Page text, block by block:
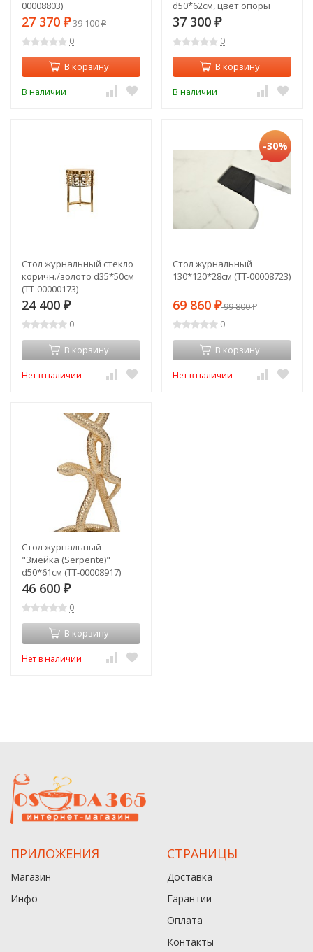
00008803)
27 370 ₽39 100₽
0
В корзину
В наличии
d50*62см, цвет опоры
золото (TT-00008804)
37 300 ₽
0
В корзину
В наличии
Стол журнальный стекло
коричн./золото d35*50см
(TT-00000173)
24 400 ₽
0
В корзину
Нет в наличии
-30%
Стол журнальный
130*120*28см (TT-00008723)
69 860 ₽99 800₽
0
В корзину
Нет в наличии
Стол журнальный
"Змейка (Serpente)"
d50*61см (TT-00008917)
46 600 ₽
0
В корзину
Нет в наличии
ПРИЛОЖЕНИЯ
Магазин
Инфо
СТРАНИЦЫ
Доставка
Гарантии
Оплата
Контакты